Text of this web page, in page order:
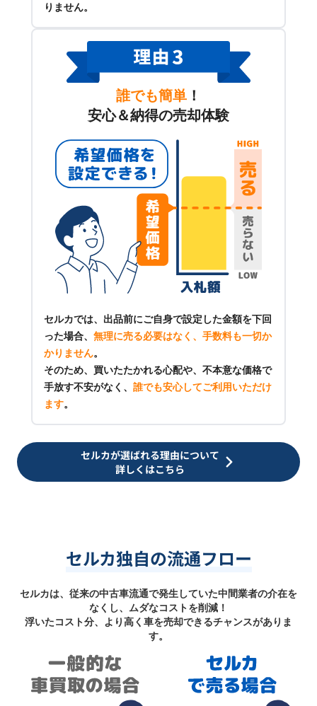
りません。
誰でも簡単 ！
安心＆納得の売却体験
セルカでは、出品前にご自身で設定した金額を下回
った場合、 無理に売る必要はなく、手数料も一切か
かりません。
そのため、買いたたかれる心配や、不本意な価格で
手放す不安がなく、 誰でも安心してご利用いただけ
ます。
セルカが選ばれる理由について
詳しくはこちら
セルカ独自の流通フロー
セルカは、従来の中古車流通で発生していた中間業者の介在を
なくし、ムダなコストを削減！
浮いたコスト分、より高く車を売却できるチャンスがありま
す。